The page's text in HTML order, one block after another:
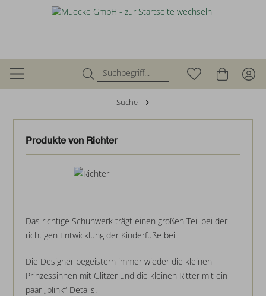
Suche
Produkte von Richter
Das richtige Schuhwerk trägt einen großen Teil bei der
richtigen Entwicklung der Kinderfüße bei.
Die Designer begeistern immer wieder die kleinen
Prinzessinnen mit Glitzer und die kleinen Ritter mit ein
paar „blink“-Details.